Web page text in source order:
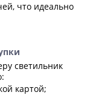
что идеально
светильник
картой;